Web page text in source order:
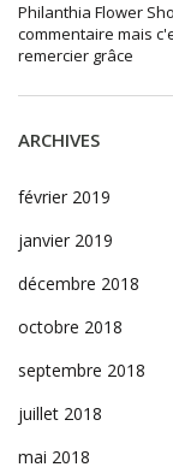
Philanthia Flower
commentaire mais
remercier grâce
ARCHIVES
février 2019
janvier 2019
décembre 2018
octobre 2018
septembre 2018
juillet 2018
mai 2018